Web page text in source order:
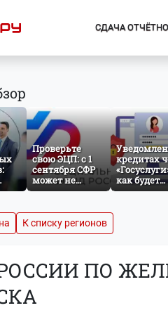
СДАЧА
Список курсов
Сведения об
организации
Проверьте
свою ЭЦП: с 1
сентября СФР
может не
принять
нужного
атрибута в
сертификате
кредитах
как будет
работать
К списку регионов
ПО